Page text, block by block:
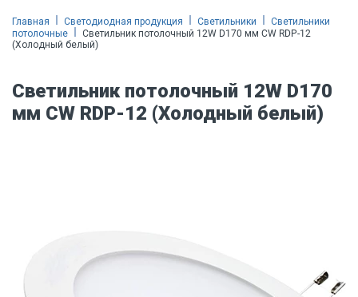
Главная Светодиодная продукция Светильники
Светильники
потолочные
Светильник потолочный 12W D170 мм CW RDP-12
(Холодный белый)
Светильник потолочный 12W D170
мм CW RDP-12 (Холодный белый)